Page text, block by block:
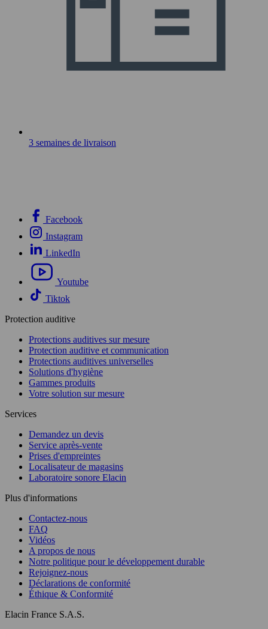
3 semaines de livraison
Facebook
Instagram
LinkedIn
Youtube
Tiktok
Protection auditive
Protections auditives sur mesure
Protection auditive et communication
Protections auditives universelles
Solutions d'hygiène
Gammes produits
Votre solution sur mesure
Services
Demandez un devis
Service après-vente
Prises d'empreintes
Localisateur de magasins
Laboratoire sonore Elacin
Plus d'informations
Contactez-nous
FAQ
Vidéos
A propos de nous
Notre politique pour le développement durable
Rejoignez-nous
Déclarations de conformité
Éthique & Conformité
Elacin France S.A.S.